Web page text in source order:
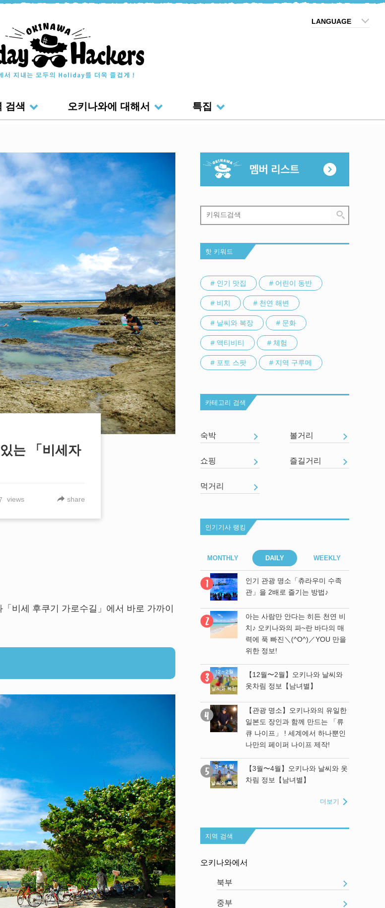
LANGUAGE
검색 오키나와에 대해서 특집
는 「비세자
views share
비세 후쿠기 가로수길」에서 바로 가까이
핫 키워드
# 인기 맛집 # 어린이 동반
# 비치 # 천연 해변
# 날씨와 복장 # 문화
# 액티비티 # 체험
# 포토 스팟 # 지역 구루메
카테고리 검색
숙박 볼거리
쇼핑 즐길거리
먹거리
인기기사 랭킹
MONTHLY DAILY WEEKLY
【12월〜2월】오키나와 날씨와
【관광 명소】오키나와의 유일한
큐 나이프」 ! 세계에서 하나뿐인
나만의 페이퍼 나이프 제작!
새롭게 태어난「만좌모」에 가봤
습니다！
인기 관광 명소「츄라우미 수족
관」을 2배로 즐기는 방법♪
아는 사람만 안다는 히든 천연 비
치♪ 오키나와의 파~란 바다의 매
력에 푹 빠진＼(^O^)／YOU 만을
위한 정보!
【12월〜2월】오키나와 날씨와
옷차림 정보【남녀별】
【관광 명소】오키나와의 유일한
일본도 장인과 함께 만드는 「류
큐 나이프」 ! 세계에서 하나뿐인
나만의 페이퍼 나이프 제작!
【3월〜4월】오키나와 날씨와 옷
차림 정보【남녀별】
더보기
지역 검색
오키나와에서
북부
중부